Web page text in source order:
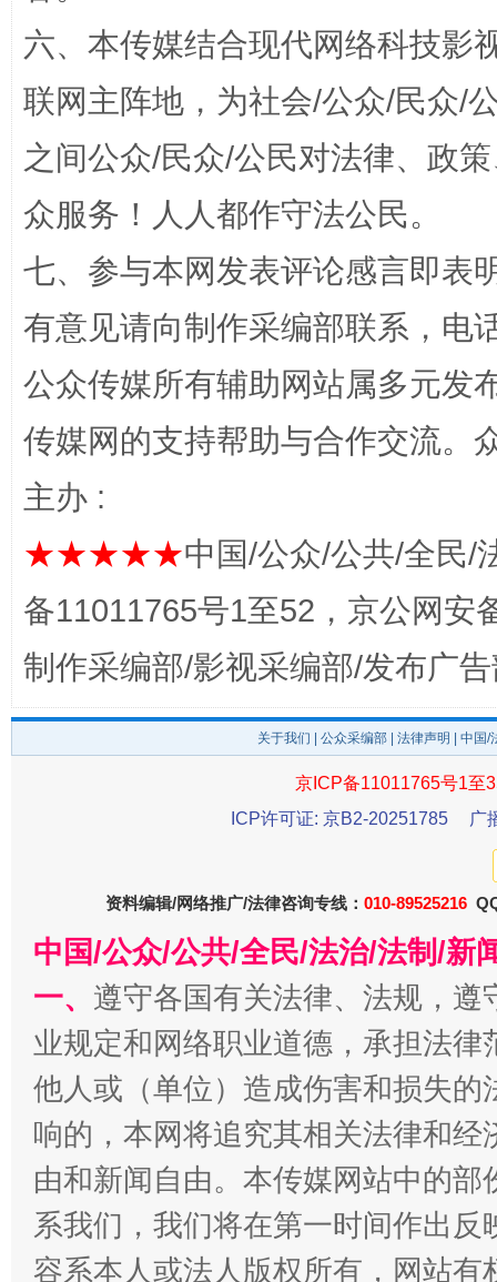
完善运行机制助力责任有效落实 一纸欠
东山县通报“牛蛙产品抗生素超标问题” 法
揭开“小金库”的免责幌子
六、本传媒结合现代网络科技影
联网主阵地，为社会/公众/民众/
之间公众/民众/公民对法律、政
众服务！人人都作守法公民。
七、参与本网发表评论感言即表
有意见请向制作采编部联系，电
公众传媒所有辅助网站属多元发
传媒网的支持帮助与合作交流。
主办 :
★★★★★中国/公众/公共/全民/
备11011765号1至52，京公网安
制作采编部/影视采编部/发布广
关于我们 公众采编部 法律声明 | 中国
京ICP备11011765号1至
ICP许可证: 京B2-20251785
广
资料编辑/网络推广/法律咨询专线： 010-89525216
中国/公众/公共/全民/法治/法制/新
一、 遵守各国有关法律、法规，
业规定和网络职业道德，承担法
他人或（单位）造成伤害和损失
响的，本网将追究其相关法律和
由和新闻自由。本传媒网站中的
系我们，我们将在第一时间作出
容系本人或法人版权所有，网站